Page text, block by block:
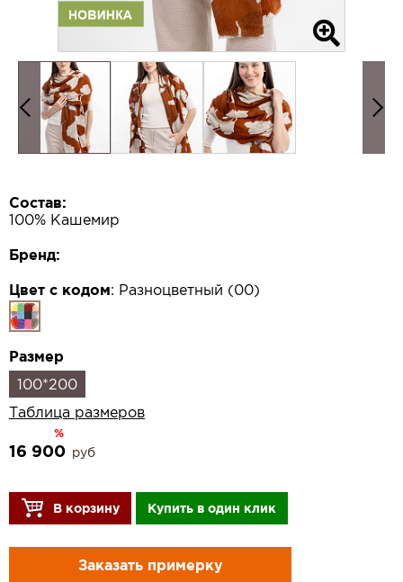
Состав:
100% Кашемир
Бренд:
Цвет с кодом: Разноцветный (00)
Размер
100*200
Таблица размеров
%
16 900 руб
В корзину Купить в один клик
Заказать примерку